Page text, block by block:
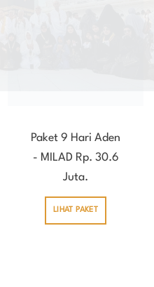
Paket 9 Hari Aden
- MILAD Rp. 30.6
Juta.
LIHAT PAKET